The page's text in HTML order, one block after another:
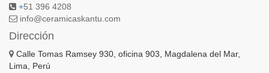
+51 396 4208
info@ceramicaskantu.com
Dirección
Calle Tomas Ramsey 930, oficina 903, Magdalena del Mar,
Lima, Perú